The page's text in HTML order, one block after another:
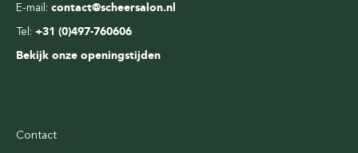
E-mail: contact@scheersalon.nl
Tel: +31 (0)497-760606
Bekijk onze openingstijden
Contact